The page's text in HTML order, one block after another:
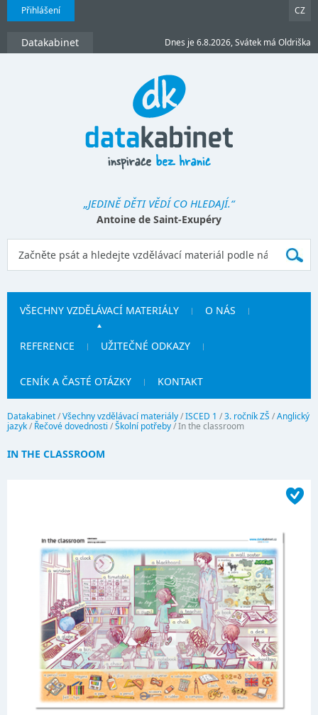
Přihlášení CZ
Datakabinet Dnes je 6.8.2026, Svátek má Oldriška
„JEDINĚ DĚTI VĚDÍ CO HLEDAJÍ.“
Antoine de Saint-Exupéry
VŠECHNY VZDĚLÁVACÍ MATERIÁLY O NÁS
REFERENCE UŽITEČNÉ ODKAZY
CENÍK A ČASTÉ OTÁZKY KONTAKT
Datakabinet/Všechny vzdělávací materiály/ISCED 1 /3. ročník ZŠ /Anglický
jazyk/ Řečové dovednosti /Školní potřeby/In the classroom
IN THE CLASSROOM